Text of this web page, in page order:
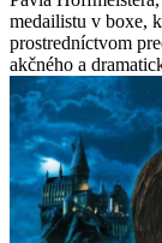
medailistu v boxe,
prostredníctvom
akčného a